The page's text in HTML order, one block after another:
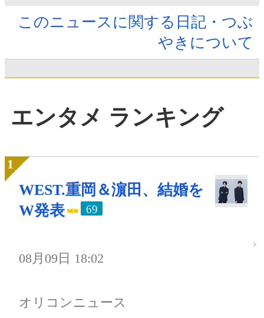
このニュースに関する日記・つぶ
やきについて
エンタメ ランキング
WEST.重岡＆濵田、結婚を
W発表
69
08月09日 18:02
オリコンニュース